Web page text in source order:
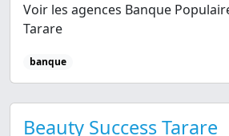
Voir les agences Banque
Tarare
banque
Beauty Success Tarare